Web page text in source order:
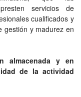
servicios de
cualificados y
gestión y madurez en
almacenada y en
de la actividad